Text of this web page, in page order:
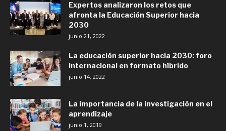
Expertos analizaron los retos que
afronta la Educación Superior hacia
2030
junio 21, 2022
La educación superior hacia 2030: foro
internacional en formato híbrido
junio 14, 2022
La importancia de la investigación en el
aprendizaje
junio 1, 2019